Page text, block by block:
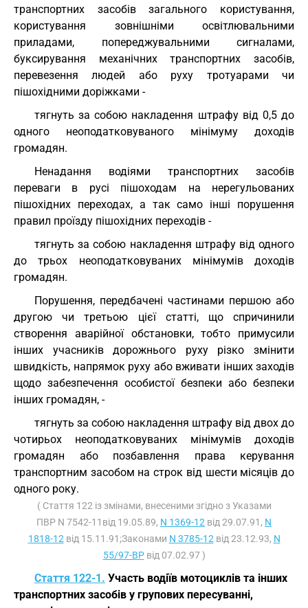
транспортних засобів загального користування,
користування зовнішніми освітлювальними
приладами, попереджувальними сигналами,
буксирування механічних транспортних засобів,
перевезення людей або руху тротуарами чи
пішохідними доріжками -
тягнуть за собою накладення штрафу від 0,5 до
одного неоподатковуваного мінімуму доходів
громадян.
Ненадання водіями транспортних засобів
переваги в русі пішоходам на нерегульованих
пішохідних переходах, а так само інші порушення
правил проїзду пішохідних переходів -
тягнуть за собою накладення штрафу від одного
до трьох неоподатковуваних мінімумів доходів
громадян.
Порушення, передбачені частинами першою або
другою чи третьою цієї статті, що спричинили
створення аварійної обстановки, тобто примусили
інших учасників дорожнього руху різко змінити
швидкість, напрямок руху або вживати інших заходів
щодо забезпечення особистої безпеки або безпеки
інших громадян, -
тягнуть за собою накладення штрафу від двох до
чотирьох неоподатковуваних мінімумів доходів
громадян або позбавлення права керування
транспортним засобом на строк від шести місяців до
одного року.
( Стаття 122 із змінами, внесеними згідно з Указами
ПВР N 7542-11від 19.05.89, N 1369-12 від 29.07.91, N
1818-12 від 15.11.91;Законами N 3785-12 від 23.12.93, N
55/97-ВРвід 07.02.97 )
Стаття 122-1. Участь водіїв мотоциклів та інших
транспортних засобів у групових пересуванні,